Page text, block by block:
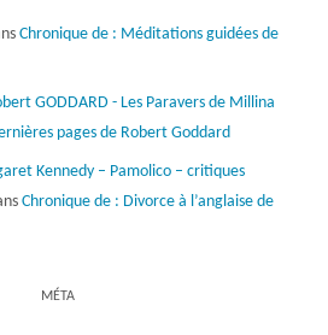
Chronique de : Méditations guidées de
GODDARD - Les Paravers de Millina
pages de Robert Goddard
Kennedy – Pamolico – critiques
Chronique de : Divorce à l’anglaise de
MÉTA